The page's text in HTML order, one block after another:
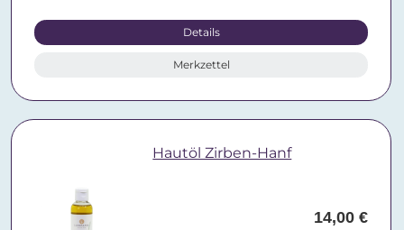
Details
Merkzettel
Hautöl Zirben-Hanf
14,00 €